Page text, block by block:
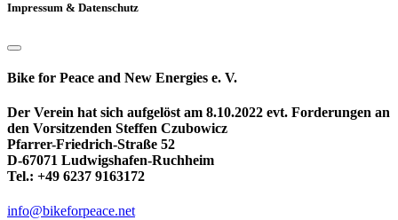
Impressum & Datenschutz
Bike for Peace and New Energies e. V.
Der Verein hat sich aufgelöst am 8.10.2022 evt. Forderungen an
den Vorsitzenden Steffen Czubowicz
Pfarrer-Friedrich-Straße 52
D-67071 Ludwigshafen-Ruchheim
Tel.: +49 6237 9163172
info@bikeforpeace.net